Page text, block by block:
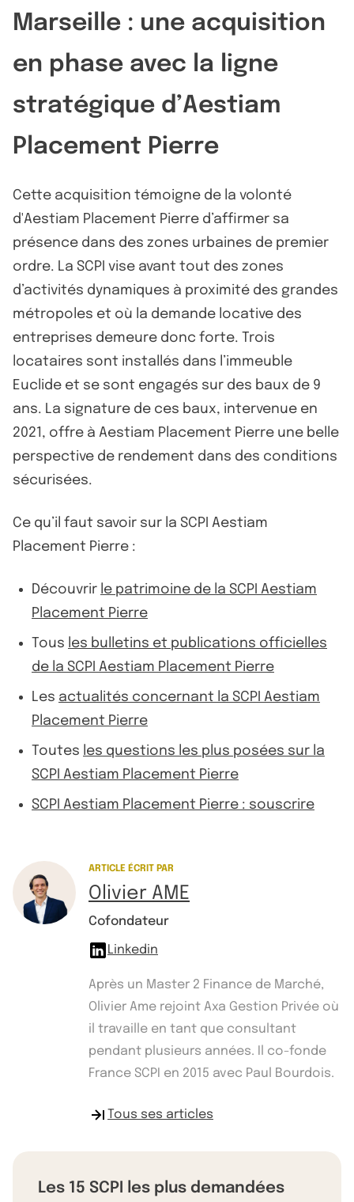
Marseille : une acquisition
en phase avec la ligne
stratégique d’Aestiam
Placement Pierre
Cette acquisition témoigne de la volonté
d'Aestiam Placement Pierre d’affirmer sa
présence dans des zones urbaines de premier
ordre. La SCPI vise avant tout des zones
d’activités dynamiques à proximité des grandes
métropoles et où la demande locative des
entreprises demeure donc forte. Trois
locataires sont installés dans l’immeuble
Euclide et se sont engagés sur des baux de 9
ans. La signature de ces baux, intervenue en
2021, offre à Aestiam Placement Pierre une belle
perspective de rendement dans des conditions
sécurisées.
Ce qu’il faut savoir sur la SCPI Aestiam
Placement Pierre :
Découvrir le patrimoine de la SCPI Aestiam
Placement Pierre
Tous les bulletins et publications officielles
de la SCPI Aestiam Placement Pierre
Les actualités concernant la SCPI Aestiam
Placement Pierre
Toutes les questions les plus posées sur la
SCPI Aestiam Placement Pierre
SCPI Aestiam Placement Pierre : souscrire
ARTICLE ÉCRIT PAR
Olivier AME
Cofondateur
Linkedin
Après un Master 2 Finance de Marché,
Olivier Ame rejoint Axa Gestion Privée où
il travaille en tant que consultant
pendant plusieurs années. Il co-fonde
France SCPI en 2015 avec Paul Bourdois.
Tous ses articles
Les 15 SCPI les plus demandées